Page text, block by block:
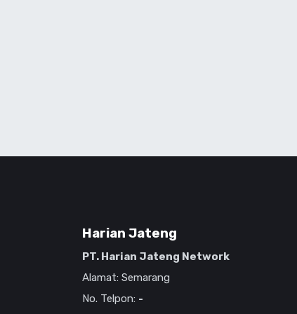
Harian Jateng
PT. Harian Jateng Network
Alamat: Semarang
No. Telpon: -